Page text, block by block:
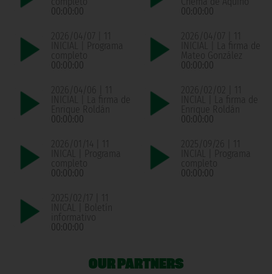
00:00:00
00:00:00
2026/04/07 | 11
INICIAL | Programa
completo
00:00:00
2026/04/07 | 11
INICIAL | La firma de
Mateo González
00:00:00
2026/04/06 | 11
INICIAL | La firma de
Enrique Roldán
00:00:00
2026/02/02 | 11
INCIAL | La firma de
Enrique Roldán
00:00:00
2026/01/14 | 11
INICAL | Programa
completo
00:00:00
2025/09/26 | 11
INCIAL | Programa
completo
00:00:00
2025/02/17 | 11
INICAL | Boletín
informativo
00:00:00
OUR PARTNERS